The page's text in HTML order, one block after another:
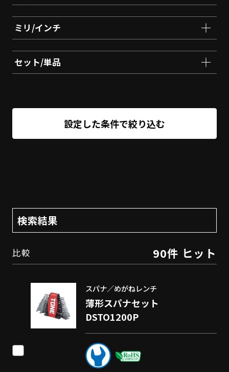
ミリ/インチ
セット/単品
設定した条件で絞り込む
検索結果
比較 90件 ヒット
スパナ／めがねレンチ
薄形スパナセット
DSTO1200P